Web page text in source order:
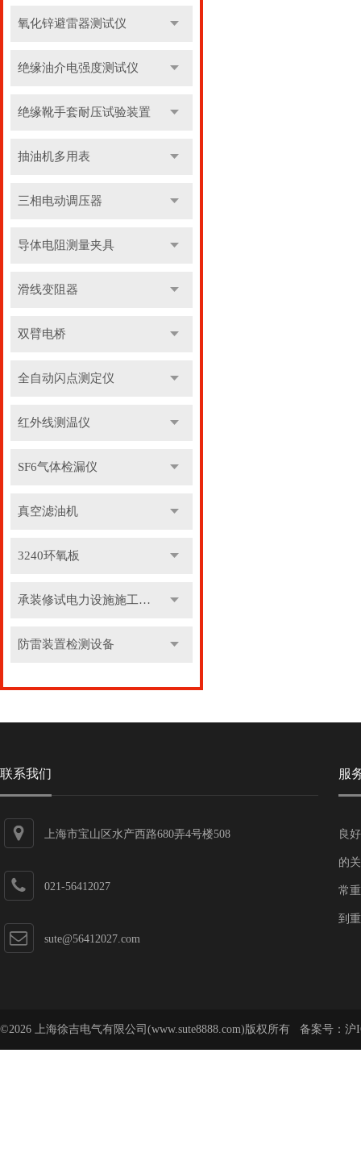
氧化锌避雷器测试仪
绝缘油介电强度测试仪
绝缘靴手套耐压试验装置
抽油机多用表
三相电动调压器
导体电阻测量夹具
滑线变阻器
双臂电桥
全自动闪点测定仪
红外线测温仪
SF6气体检漏仪
真空滤油机
3240环氧板
承装修试电力设施施工机具
防雷装置检测设备
联系我们
上海市宝山区水产西路680弄4号楼508
021-56412027
sute@56412027.com
服
良
的
常
到
©2026 上海徐吉电气有限公司(www.sute8888.com)版权所有 备案号： 沪